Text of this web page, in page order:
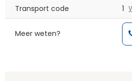
Transport code 1
Meer weten?